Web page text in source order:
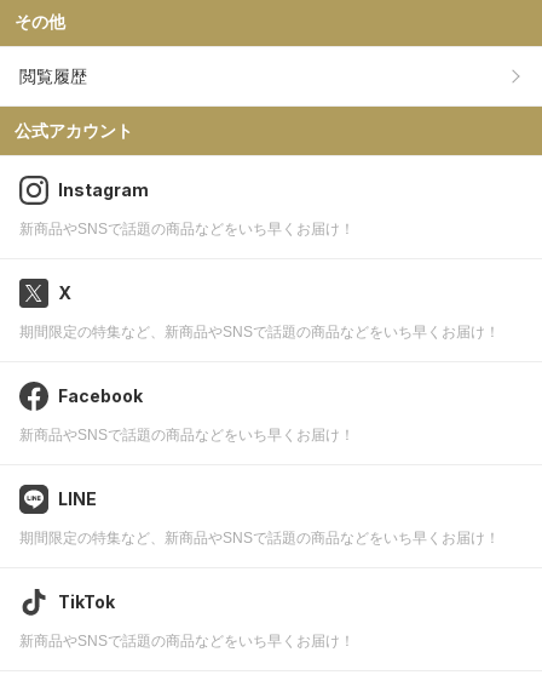
その他
閲覧履歴
公式アカウント
Instagram
新商品やSNSで話題の商品などをいち早くお届け！
X
期間限定の特集など、新商品やSNSで話題の商品などをいち早くお届け！
Facebook
新商品やSNSで話題の商品などをいち早くお届け！
LINE
期間限定の特集など、新商品やSNSで話題の商品などをいち早くお届け！
TikTok
新商品やSNSで話題の商品などをいち早くお届け！